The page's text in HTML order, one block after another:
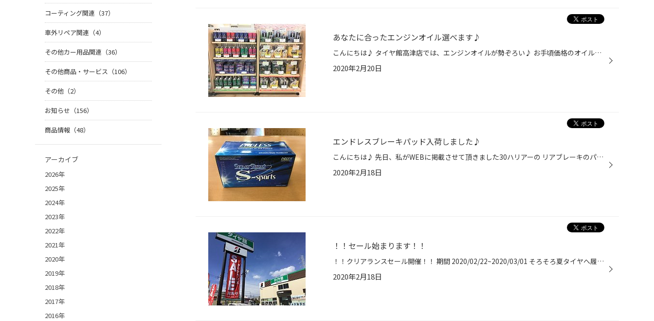
あなたに合ったエンジンオイル選べます♪
こんにちは♪ タイヤ館高津店では、エンジンオイルが勢ぞろい♪ お手頃価格のオイルからこだわりのオイルまで、 様々オイルを揃えてお客様をお待ちしております♪ エンジンオイルってどれも一緒だと思っている方もいらっしゃると思いますが、 オイルによって車の性能は変わってきます！！ 皆様の気にな...
2020年2月20日
エンドレスブレーキパッド入荷しました♪
こんにちは♪ 先日、私がWEBに掲載させて頂きました30ハリアーの リアブレーキのパッドが本日届きました♪ ENDLESS Super Street S-sports 制動力を高めつつ、ブレーキダストを抑えたブレーキパッドになります。 初期制動に優れたパッドになりますので、 低温走行時でもブレーキの踏み始めからしっか...
2020年2月18日
！！セール始まります！！
！！クリアランスセール開催！！ 期間 2020/02/22~2020/03/01 そろそろ夏タイヤへ履き替え時期です。 夏タイヤは、神奈川県に住んでいれば、1年の中で一番履くタイヤです！ そんな夏タイヤ、経年劣化でタイヤが硬くなっていると雨の日危険です。 溝も少ないと雨の日の排水性が低下します。 5月~6月...
2020年2月18日
コーティング関連（37）
車外リペア関連（4）
その他カー用品関連（36）
その他商品・サービス（106）
その他（2）
お知らせ（156）
商品情報（48）
アーカイブ
2026年
2025年
2024年
2023年
2022年
2021年
2020年
2019年
2018年
2017年
2016年